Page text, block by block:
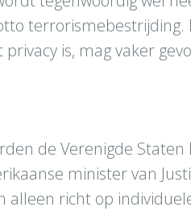
terrorismebestrijding.
is, mag vaker
de Verenigde Staten
minister van
alleen richt op